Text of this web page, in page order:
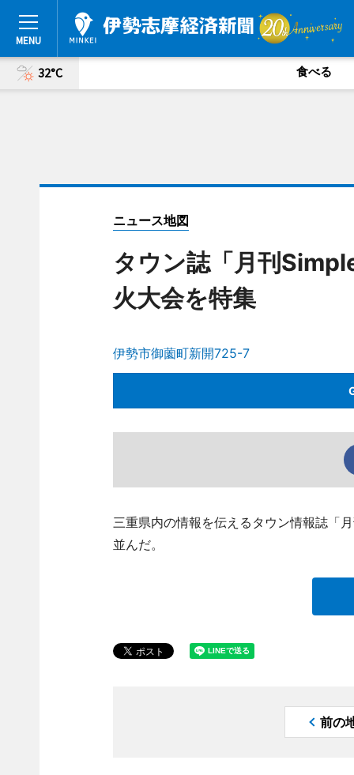
32°C 食べる
ニュース地図
タウン誌「月刊
火大会を特集
伊勢市御薗町新開725-7
三重県内の情報を伝えるタウン情報誌「
並んだ。
前の